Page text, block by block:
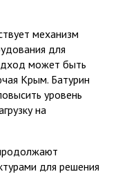
механизм
для
может быть
Крым. Батурин
уровень
на
для решения